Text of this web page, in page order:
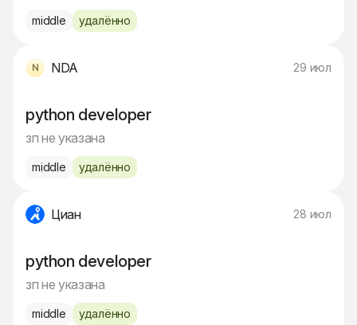
middle удалённо
NDA 29 июл
python developer
зп не указана
middle удалённо
Циан 28 июл
python developer
зп не указана
middle удалённо